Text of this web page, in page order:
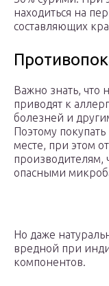
находиться на
составляющих
Важно знать, что
приводят к
болезней и
Поэтому
месте, при этом
производителям,
опасными
Но даже
вредной при
компонентов.